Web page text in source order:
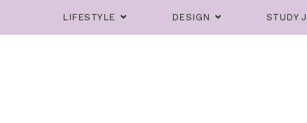
LIFESTYLE DESIGN STUDY